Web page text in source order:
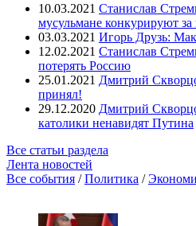
10.03.2021 Станислав
мусульмане конкурируют
03.03.2021 Игорь Друзь:
12.02.2021 Станислав
потерять Россию
25.01.2021 Дмитрий
принял!
29.12.2020 Дмитрий
католики ненавидят Путина
Все статьи раздела
Лента новостей
Все события /Политика /